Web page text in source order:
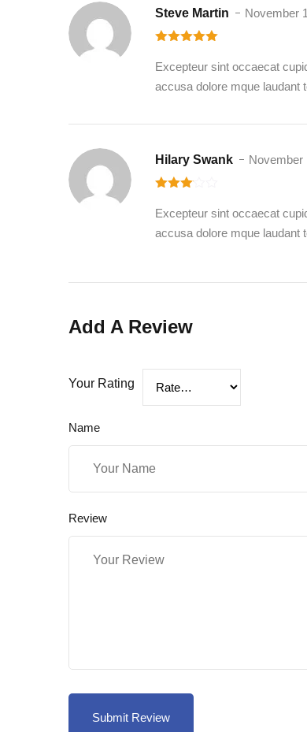
Steve Martin November
Excepteur sint occaecat
accusa dolore mque laudant
Hilary Swank November
of 5
Excepteur sint occaecat
accusa dolore mque laudant
Add A Review
Your Rating
Name
Review
Submit Review